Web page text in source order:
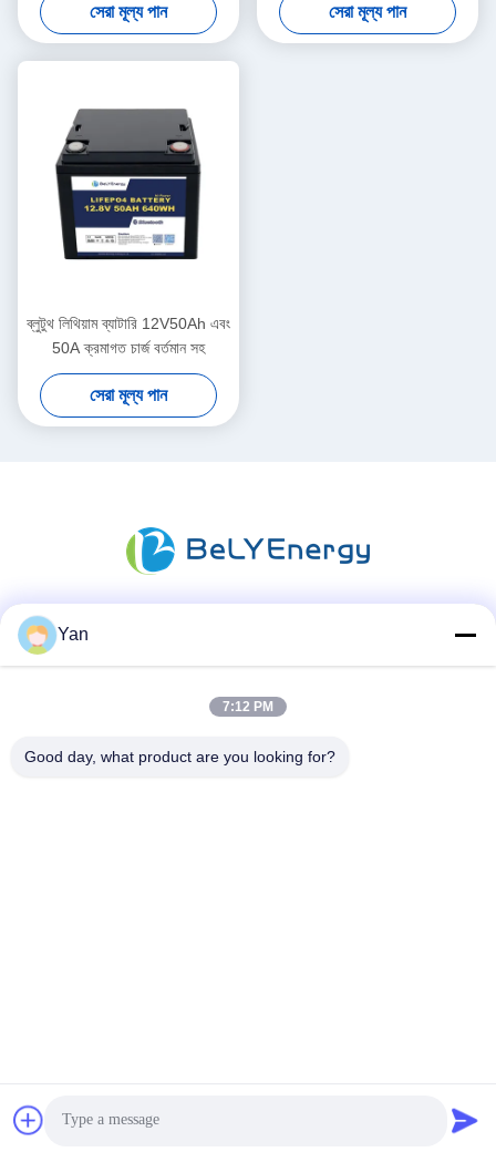
সেরা মূল্য পান সেরা মূল্য পান
ব্লুটুথ লিথিয়াম ব্যাটারি 12V50Ah এবং
50A ক্রমাগত চার্জ বর্তমান সহ
সেরা মূল্য পান
চীন ভাল মানের 12 ভি LiFePO4 ব্যাটারি সরবরাহকারী. কপিরাইট © 2021-2026
Shenzhen Bely Energy Technology Co., Ltd. . সমস্ত অধিকার সংরক্ষিত.
Yan
7:12 PM
Good day, what product are you looking for?